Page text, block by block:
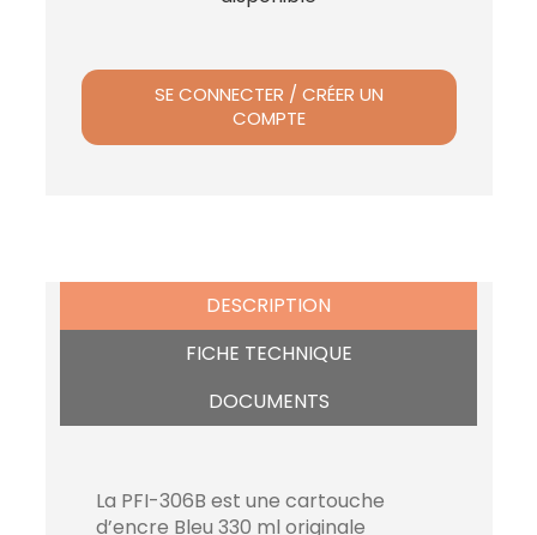
SE CONNECTER / CRÉER UN
COMPTE
DESCRIPTION
FICHE TECHNIQUE
DOCUMENTS
La PFI-306B est une cartouche
d’encre Bleu 330 ml originale